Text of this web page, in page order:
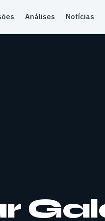
Análises Notícias